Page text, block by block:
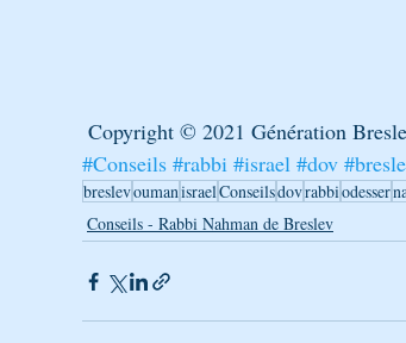
Copyright © 2021 Génération
#Conseils #rabbi #israel #dov
breslevoumanisraelConseilsdovrabbiodesser
Conseils - Rabbi Nahman de Breslev